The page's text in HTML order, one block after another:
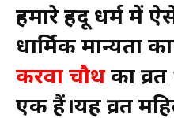
हमारे हिंदू धर्म में
धार्मिक मान्यता
करवा चौथका
एक हैं।यह व्रत